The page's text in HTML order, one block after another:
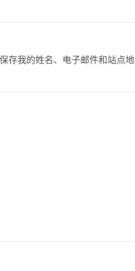
存我的姓名、电子邮件和站点